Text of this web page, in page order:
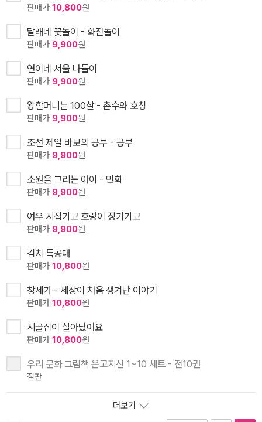
판매가 10,800원
달래네 꽃놀이 - 화전놀이
판매가 9,900원
연이네 서울 나들이
판매가 9,900원
왕할머니는 100살 - 촌수와 호칭
판매가 9,900원
조선 제일 바보의 공부 - 공부
판매가 9,900원
소원을 그리는 아이 - 민화
판매가 9,900원
여우 시집가고 호랑이 장가가고
판매가 9,900원
김치 특공대
판매가 10,800원
창세가 - 세상이 처음 생겨난 이야기
판매가 10,800원
시골집이 살아났어요
판매가 10,800원
우리 문화 그림책 온고지신 1~10 세트 - 전10권
절판
더보기